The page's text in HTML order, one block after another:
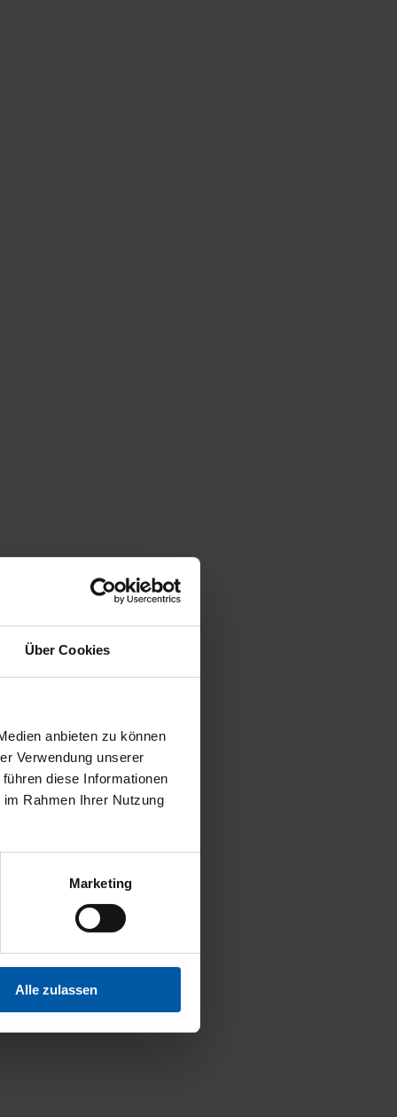
Über Cookies
anbieten zu können
Verwendung unserer
diese Informationen
Rahmen Ihrer Nutzung
Marketing
Alle zulassen